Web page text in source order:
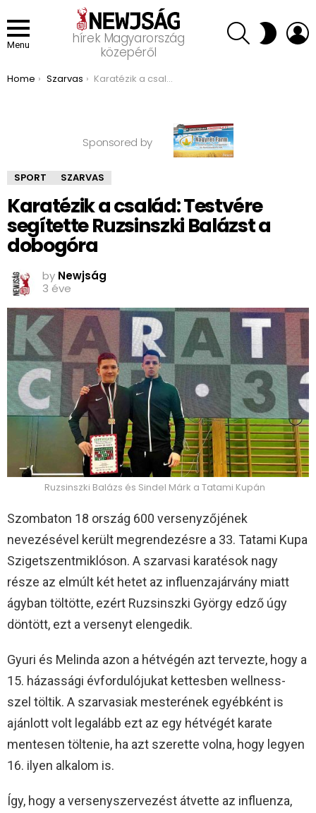
Menu
hírek Magyarország
közepéről
SEARCH SWITCH
SKIN
You are here:
Home Szarvas Karatézik a család: Testvére segítette Ruzsinszki Balázst a dobogóra
Sponsored by
SPORT SZARVAS
Karatézik a család: Testvére
segítette Ruzsinszki Balázst a
dobogóra
by Newjság
3 éve
Ruzsinszki Balázs és Sindel Márk a Tatami Kupán
Szombaton 18 ország 600 versenyzőjének
nevezésével került megrendezésre a 33. Tatami Kupa
Szigetszentmiklóson. A szarvasi karatésok nagy
része az elmúlt két hetet az influenzajárvány miatt
ágyban töltötte, ezért Ruzsinszki György edző úgy
döntött, ezt a versenyt elengedik.
Gyuri és Melinda azon a hétvégén azt tervezte, hogy a
15. házassági évfordulójukat kettesben wellness-
szel töltik. A szarvasiak mesterének egyébként is
ajánlott volt legalább ezt az egy hétvégét karate
mentesen töltenie, ha azt szerette volna, hogy legyen
16. ilyen alkalom is.
Így, hogy a versenyszervezést átvette az influenza,